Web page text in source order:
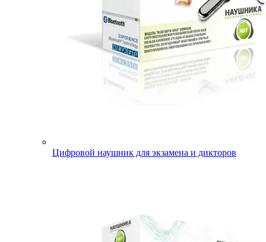
Цифровой наушник для экзамена и дикторов